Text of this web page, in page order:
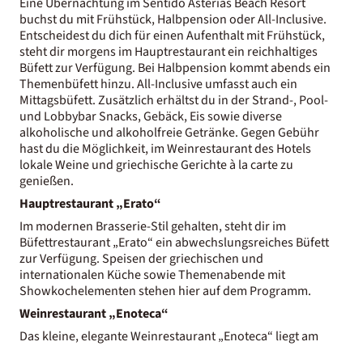
buchst du mit Frühstück, Halbpension oder All-Inclusive.
Entscheidest du dich für einen Aufenthalt mit Frühstück,
steht dir morgens im Hauptrestaurant ein reichhaltiges
Büfett zur Verfügung. Bei Halbpension kommt abends ein
Themenbüfett hinzu. All-Inclusive umfasst auch ein
Mittagsbüfett. Zusätzlich erhältst du in der Strand-, Pool-
und Lobbybar Snacks, Gebäck, Eis sowie diverse
alkoholische und alkoholfreie Getränke. Gegen Gebühr
hast du die Möglichkeit, im Weinrestaurant des Hotels
lokale Weine und griechische Gerichte à la carte zu
genießen.
Hauptrestaurant „Erato“
Im modernen Brasserie-Stil gehalten, steht dir im
Büfettrestaurant „Erato“ ein abwechslungsreiches Büfett
zur Verfügung. Speisen der griechischen und
internationalen Küche sowie Themenabende mit
Showkochelementen stehen hier auf dem Programm.
Weinrestaurant „Enoteca“
Das kleine, elegante Weinrestaurant „Enoteca“ liegt am